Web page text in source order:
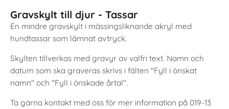
Gravskylt till djur - Tassar
En mindre gravskylt i mässingsliknande akryl med
hundtassar som lämnat avtryck.
Skylten tillverkas med gravyr av valfri text. Namn och
datum som ska graveras skrivs i fälten "Fyll i önskat
namn" och "Fyll i önskade årtal".
Ta gärna kontakt med oss för mer information på 019-13